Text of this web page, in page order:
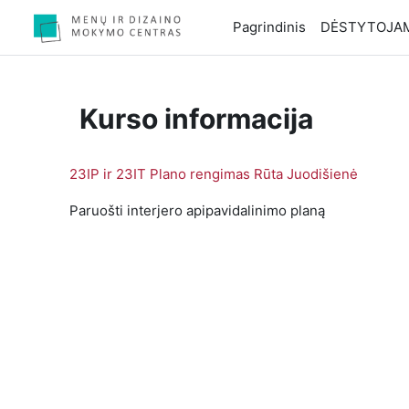
Pagrindinis
Kurso informacija
23IP ir 23IT Plano rengimas Rūta Juodišienė
Paruošti interjero apipavidalinimo planą